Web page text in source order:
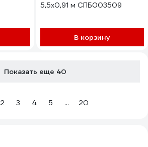
5,5x0,91 м СПБ003509
В корзину
Показать еще 40
2 3 4 5 ... 20